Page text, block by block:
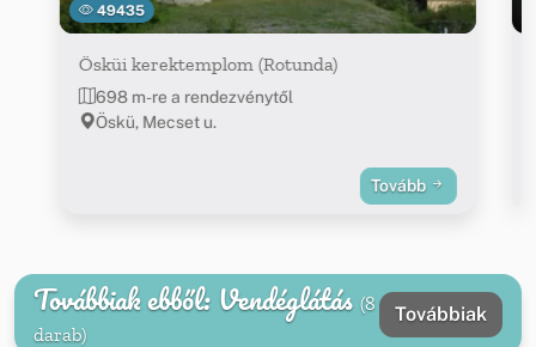
49435
Ösküi kerektemplom (Rotunda)
698 m-re a rendezvénytől
Öskü, Mecset u.
Tovább
Továbbiak ebből: Vendéglátás (8
darab)
Továbbiak